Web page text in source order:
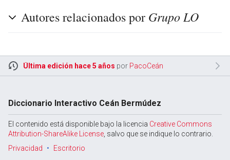
Autores relacionados por Grupo LO
Última edición hace 5 años por PacoCeán
Diccionario Interactivo Ceán Bermúdez
El contenido está disponible bajo la licencia Creative Commons
Attribution-ShareAlike License , salvo que se indique lo contrario.
Privacidad
Escritorio